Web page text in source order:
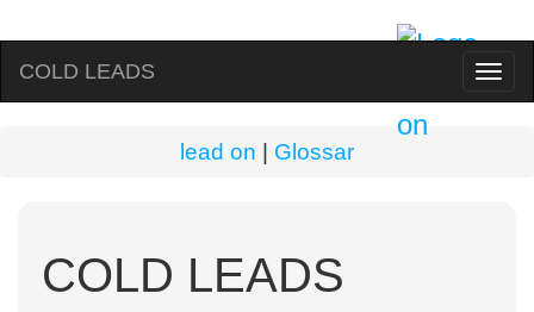
COLD LEADS
lead on Glossar
COLD LEADS